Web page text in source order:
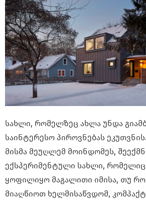
სახლი, რომელზეც ახლა უნდა
საინტერესო პიროვნებას
მისმა მეუღლემ მოინდომეს,
ექსპერიმენტული სახლი,
ყოფილიყო მაგალითი იმისა, თუ
მიაღწიოთ ხელმისაწვდომ,